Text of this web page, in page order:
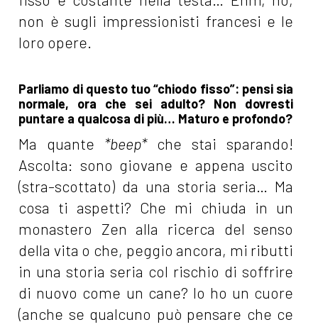
non è sugli impressionisti francesi e le
loro opere.
Parliamo di questo tuo “chiodo fisso”: pensi sia
normale, ora che sei adulto? Non dovresti
puntare a qualcosa di più… Maturo e profondo?
Ma quante *beep* che stai sparando!
Ascolta: sono giovane e appena uscito
(stra-scottato) da una storia seria… Ma
cosa ti aspetti? Che mi chiuda in un
monastero Zen alla ricerca del senso
della vita o che, peggio ancora, mi ributti
in una storia seria col rischio di soffrire
di nuovo come un cane? Io ho un cuore
(anche se qualcuno può pensare che ce